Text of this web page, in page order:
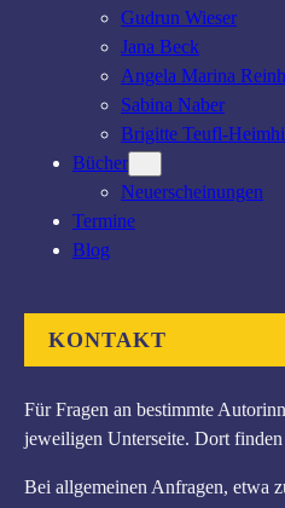
Gudrun Wieser
Jana Beck
Angela Marina
Sabina Naber
Brigitte Teufl-
Bücher
Neuerscheinungen
Termine
Blog
KONTAKT
Für Fragen an bestimmte
jeweiligen Unterseite. Dort
Bei allgemeinen Anfragen, etwa